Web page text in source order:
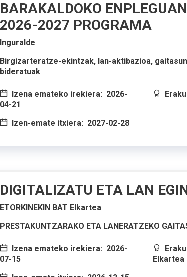
BARAKALDOKO
2026-2027 PROGRAMA
Inguralde
Birgizarteratze-ekintzak, lan-aktibazioa,
bideratuak
Izena emateko irekiera: 2026-
04-21
Izen-emate itxiera: 2027-02-28
DIGITALIZATU ETA LAN
ETORKINEKIN BAT Elkartea
PRESTAKUNTZARAKO ETA LANERATZEKO
Izena emateko irekiera: 2026-
07-15
Elkartea